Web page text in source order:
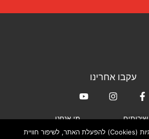
עקבו אחרינו
שירותים
חנות האונליין
מי אנחנו
אודות
האתר משתמש בעוגיות (Cookies) להפעלת האתר, לשיפור חוויית